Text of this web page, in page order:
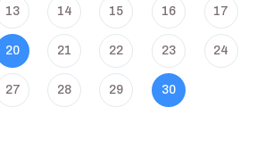
13 14 15 16 17
20 21 22 23 24
27 28 29 30